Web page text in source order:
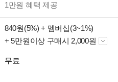
1만원 혜택 제공
840원(5%) + 멤버십(3~1%)
+ 5만원이상 구매시 2,000원
무료